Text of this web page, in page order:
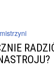
mistrzyni